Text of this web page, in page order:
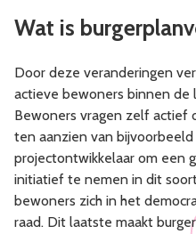
Wat is
Door deze veranderingen
actieve bewoners binnen de
Bewoners vragen zelf actief
ten aanzien van
projectontwikkelaar om een
initiatief te nemen in dit
bewoners zich in het
raad. Dit laatste maakt